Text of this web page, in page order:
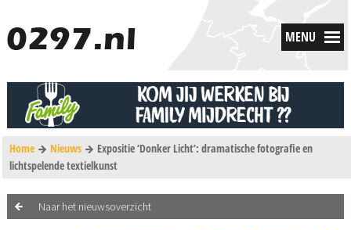
MENU
Home Nieuws
Expositie ‘Donker Licht’: dramatische fotografie en
lichtspelende textielkunst
Naar het nieuwsoverzicht